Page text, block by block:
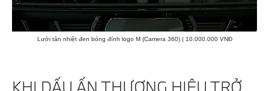
Lưới tản nhiệt đen bóng đính logo M (Camera 360) | 10.000.000 VNĐ
KHI DẤU ẤN THƯƠNG HIỆU TRỞ